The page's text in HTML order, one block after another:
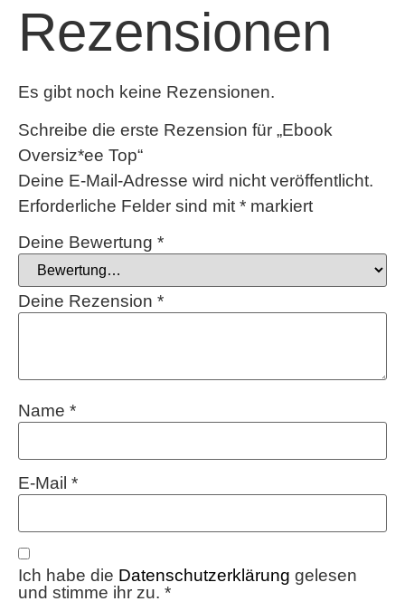
Rezensionen
Es gibt noch keine Rezensionen.
Schreibe die erste Rezension für „Ebook
Oversiz*ee Top“
Deine E-Mail-Adresse wird nicht veröffentlicht.
Erforderliche Felder sind mit * markiert
Deine Bewertung *
Deine Rezension *
Name *
E-Mail *
Ich habe die Datenschutzerklärung gelesen
und stimme ihr zu. *